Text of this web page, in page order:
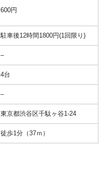
600円
駐車後12時間1800円(1回限り)
–
4台
–
東京都渋谷区千駄ヶ谷1-24
徒歩1分（37ｍ）